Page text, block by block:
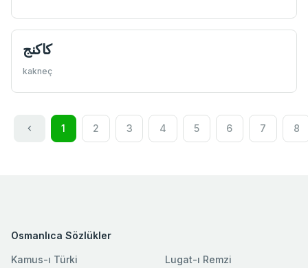
كاكنج
kakneç
1 2 3 4 5 6 7 8
Osmanlıca Sözlükler
Kamus-ı Türki
Lugat-ı Remzi